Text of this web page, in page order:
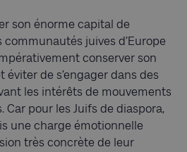
son énorme capital de
juives d’Europe
conserver son
de s’engager dans des
les intérêts de mouvements
Car pour les Juifs de diaspora,
une charge émotionnelle
très concrète de leur